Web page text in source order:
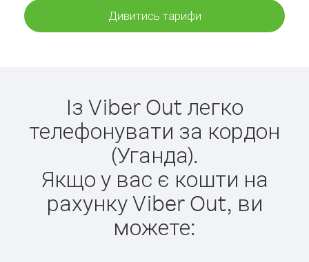
Дивитись тарифи
Із Viber Out легко
телефонувати за кордон
(Уганда).
Якщо у вас є кошти на
рахунку Viber Out, ви
можете: